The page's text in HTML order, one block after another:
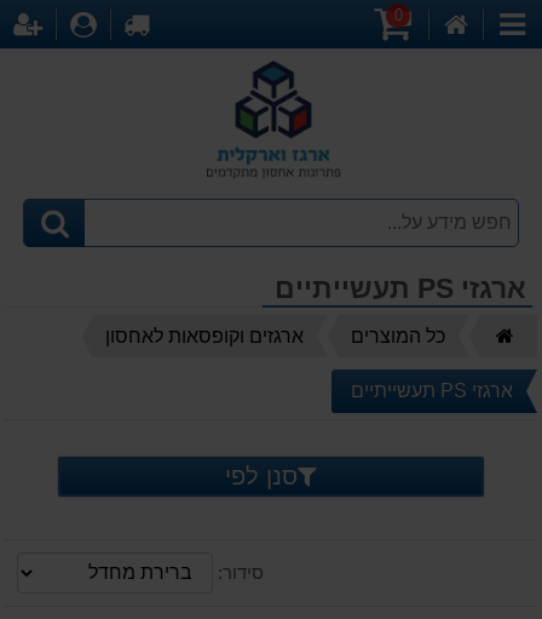
קטגוריות
0
לקופה
ארגזי PS תעשייתיים
כל המוצרים ארגזים וקופסאות לאחסון
ארגזי PS תעשייתיים
סנן לפי
סידור: